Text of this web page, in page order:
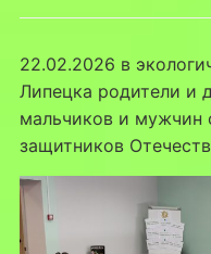
22.02.2026 в
Липецка родители и
мальчиков и мужчин
защитников